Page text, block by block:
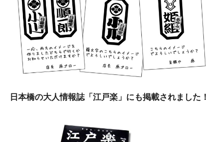
日本橋の大人情報誌「江戸楽」にも掲載されました！